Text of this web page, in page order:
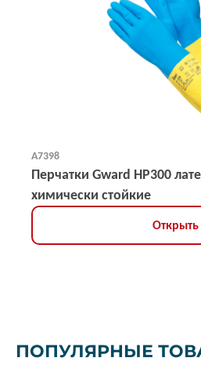
А7398
Перчатки Gward HP300
химически стойкие
Открыть
ПОПУЛЯРНЫЕ